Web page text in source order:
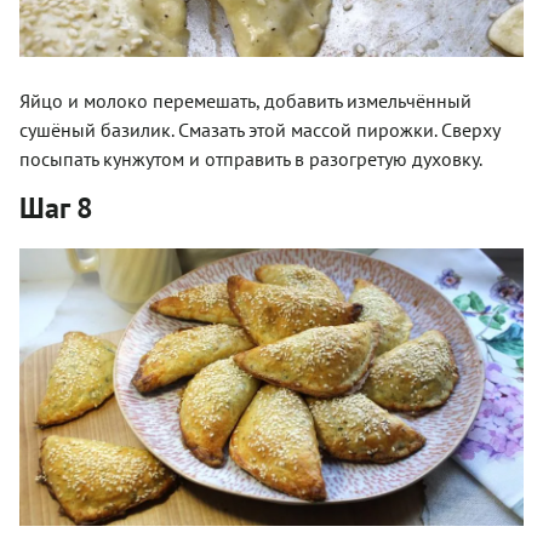
Яйцо и молоко перемешать, добавить измельчённый
сушёный базилик. Смазать этой массой пирожки. Сверху
посыпать кунжутом и отправить в разогретую духовку.
Шаг 8